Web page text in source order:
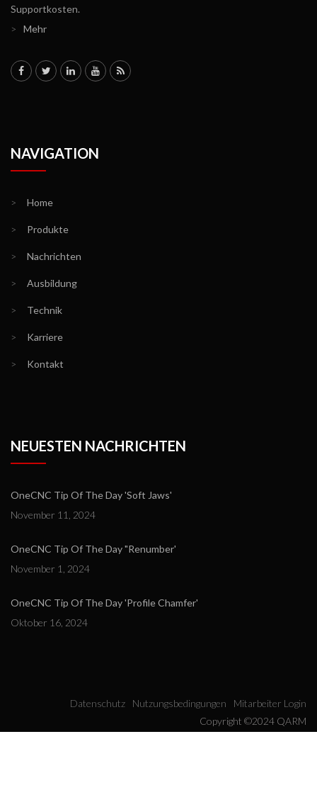
Supportkosten.
>
Mehr
NAVIGATION
> Home
> Produkte
> Nachrichten
> Ausbildung
> Technik
> Karriere
> Kontakt
NEUESTEN NACHRICHTEN
OneCNC Tip Of The Day 'Soft Jaws'
November 11, 2024
OneCNC Tip Of The Day "Renumber'
November 1, 2024
OneCNC Tip Of The Day 'Profile Chamfer'
Oktober 16, 2024
Datenschutz Nutzungsbedingungen
Mitarbeiter Login
Copyright ©2024 QARM